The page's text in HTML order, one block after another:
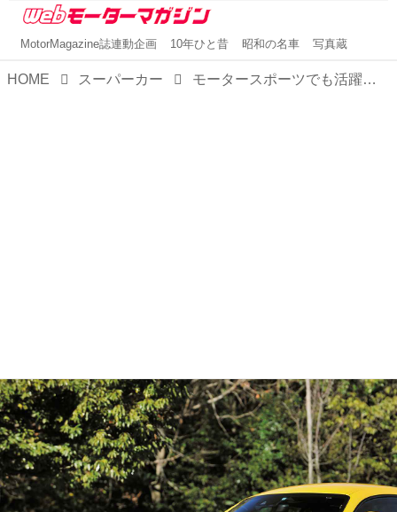
MotorMagazine誌連動企画 10年ひと昔 昭和の名車 写真蔵
HOME スーパーカー モータースポーツでも活躍した本格的FRスーパースポーツ「メルセデスAMG GT」【スーパーカークロニクル・完全版／107】